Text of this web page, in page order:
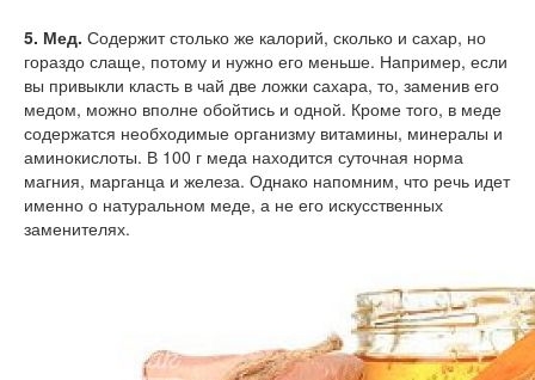
5. Мед. Содержит столько же калорий, сколько и сахар, но
гораздо слаще, потому и нужно его меньше. Например, если
вы привыкли класть в чай две ложки сахара, то, заменив его
медом, можно вполне обойтись и одной. Кроме того, в меде
содержатся необходимые организму витамины, минералы и
аминокислоты. В 100 г меда находится суточная норма
магния, марганца и железа. Однако напомним, что речь идет
именно о натуральном меде, а не его искусственных
заменителях.